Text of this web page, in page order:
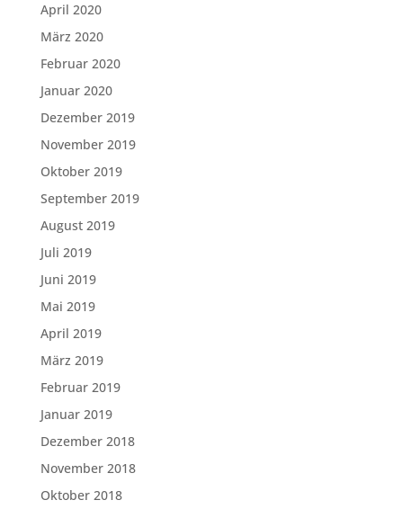
April 2020
März 2020
Februar 2020
Januar 2020
Dezember 2019
November 2019
Oktober 2019
September 2019
August 2019
Juli 2019
Juni 2019
Mai 2019
April 2019
März 2019
Februar 2019
Januar 2019
Dezember 2018
November 2018
Oktober 2018